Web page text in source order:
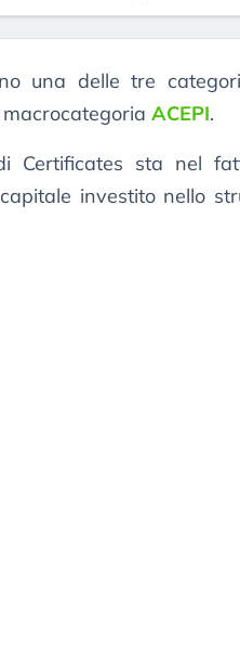
una delle tre
ACEPI.
Certificates sta nel
investito nello